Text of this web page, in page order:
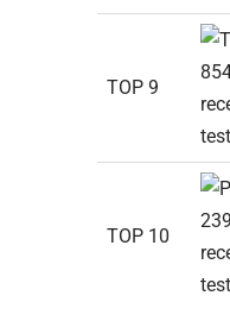
TOP 9
TOP 10